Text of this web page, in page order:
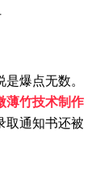
爆点无数。
薄竹技术制作
取通知书还被